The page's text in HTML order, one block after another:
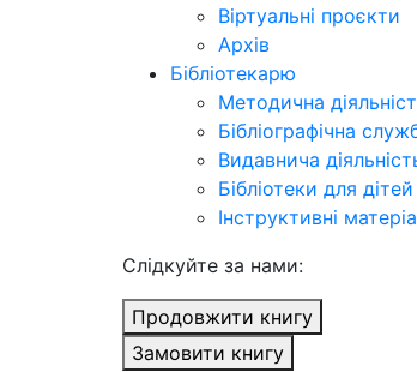
Віртуальні проєкти
Архів
Бібліотекарю
Методична
Бібліографічна
Видавнича
Бібліотеки для
Інструктивні
Cлідкуйте за нами:
Продовжити книгу
Замовити книгу